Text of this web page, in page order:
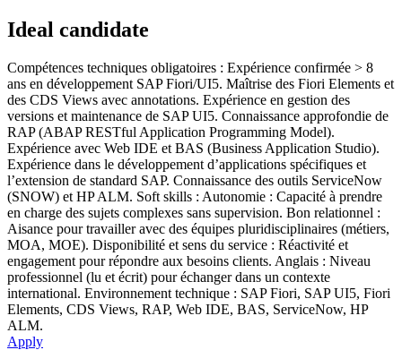
Ideal candidate
Compétences techniques obligatoires : Expérience confirmée > 8
ans en développement SAP Fiori/UI5. Maîtrise des Fiori Elements et
des CDS Views avec annotations. Expérience en gestion des
versions et maintenance de SAP UI5. Connaissance approfondie de
RAP (ABAP RESTful Application Programming Model).
Expérience avec Web IDE et BAS (Business Application Studio).
Expérience dans le développement d’applications spécifiques et
l’extension de standard SAP. Connaissance des outils ServiceNow
(SNOW) et HP ALM. Soft skills : Autonomie : Capacité à prendre
en charge des sujets complexes sans supervision. Bon relationnel :
Aisance pour travailler avec des équipes pluridisciplinaires (métiers,
MOA, MOE). Disponibilité et sens du service : Réactivité et
engagement pour répondre aux besoins clients. Anglais : Niveau
professionnel (lu et écrit) pour échanger dans un contexte
international. Environnement technique : SAP Fiori, SAP UI5, Fiori
Elements, CDS Views, RAP, Web IDE, BAS, ServiceNow, HP
ALM.
Apply